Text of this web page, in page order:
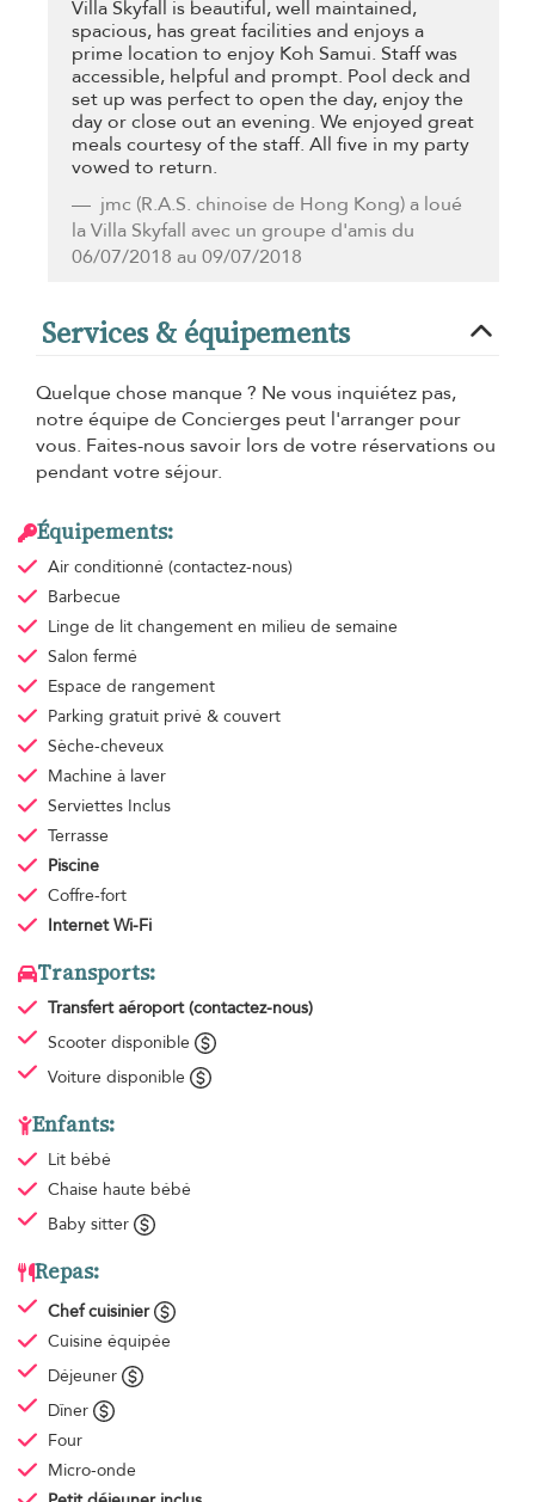
Villa Skyfall is beautiful, well maintained,
spacious, has great facilities and enjoys a
prime location to enjoy Koh Samui. Staff was
accessible, helpful and prompt. Pool deck and
set up was perfect to open the day, enjoy the
day or close out an evening. We enjoyed great
meals courtesy of the staff. All five in my party
vowed to return.
jmc (R.A.S. chinoise de Hong Kong) a loué
la Villa Skyfall avec un groupe d'amis du
06/07/2018 au 09/07/2018
Services & équipements
Quelque chose manque ? Ne vous inquiétez pas,
notre équipe de Concierges peut l'arranger pour
vous. Faites-nous savoir lors de votre réservations ou
pendant votre séjour.
Équipements:
Air conditionné (contactez-nous)
Barbecue
Linge de lit changement en milieu de semaine
Salon fermé
Espace de rangement
Parking gratuit privé & couvert
Sèche-cheveux
Machine à laver
Serviettes Inclus
Terrasse
Piscine
Coffre-fort
Internet Wi-Fi
Transports:
Transfert aéroport (contactez-nous)
Scooter disponible
Voiture disponible
Enfants:
Lit bébé
Chaise haute bébé
Baby sitter
Repas:
Chef cuisinier
Cuisine équipée
Déjeuner
Dîner
Four
Micro-onde